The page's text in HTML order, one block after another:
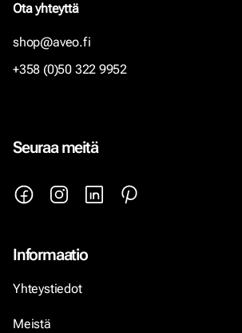
Ota yhteyttä
shop@aveo.fi
+358 (0)50 322 9952
Seuraa meitä
Informaatio
Yhteystiedot
Meistä